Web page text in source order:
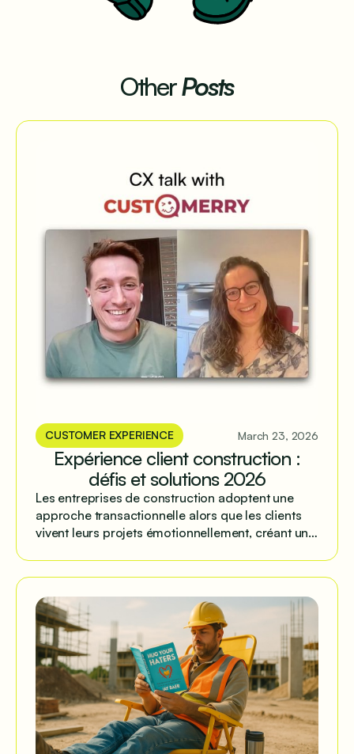
OtherPosts
CUSTOMER EXPERIENCE March 23, 2026
Expérience client construction :
défis et solutions 2026
Les entreprises de construction adoptent une
approche transactionnelle alors que les clients
vivent leurs projets émotionnellement, créant un